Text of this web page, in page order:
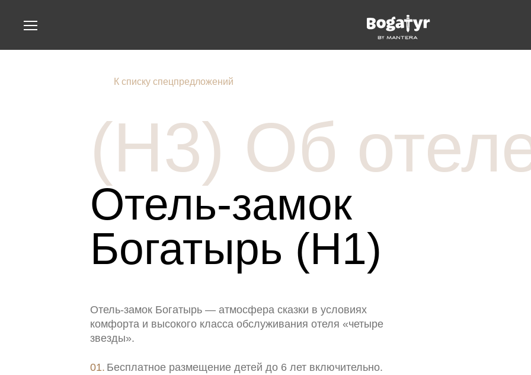
About Hotel
Rooms
Playbill
Tips for Children
К списку спецпредложений
(H3) Об
Отель-замок
Богатырь (H1)
Отель-замок Богатырь — атмосфера сказки в условиях
комфорта и высокого класса обслуживания отеля «четыре
звезды».
Бесплатное размещение детей до 6 лет включительно.